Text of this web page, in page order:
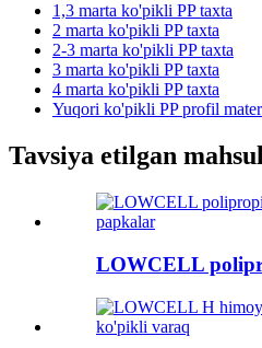
1,3 marta ko'pikli PP taxta
2 marta ko'pikli PP taxta
2-3 marta ko'pikli PP taxta
3 marta ko'pikli PP taxta
4 marta ko'pikli PP taxta
Yuqori ko'pikli PP profil
Tavsiya etilgan
LOWCELL